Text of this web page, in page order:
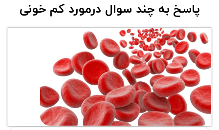
پاسخ به چند سوال درمورد کم خونی